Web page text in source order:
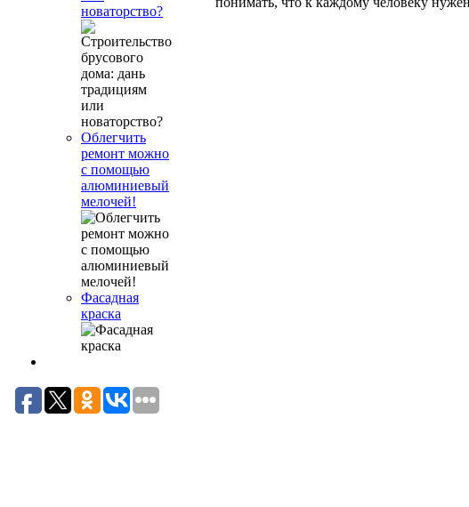
новаторство?
Облегчить
ремонт можно
с помощью
алюминиевый
мелочей!
Фасадная
краска